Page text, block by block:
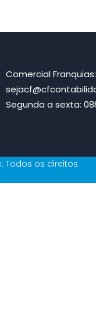
Comercial
Segunda a sexta:
Todos os direitos